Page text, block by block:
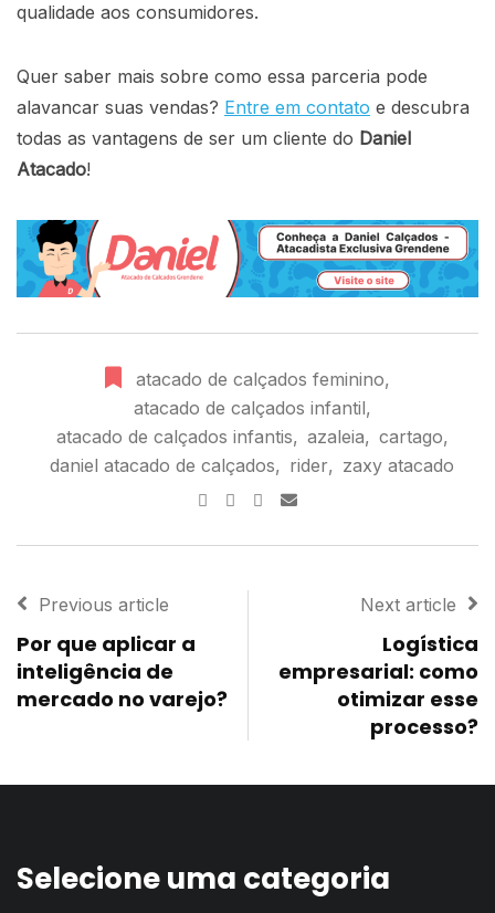
qualidade aos consumidores.
Quer saber mais sobre como essa parceria pode
alavancar suas vendas? Entre em contato e descubra
todas as vantagens de ser um cliente do Daniel
Atacado!
atacado de calçados feminino,
atacado de calçados infantil,
atacado de calçados infantis, azaleia, cartago,
daniel atacado de calçados, rider, zaxy atacado
Previous article
Por que aplicar a
inteligência de
mercado no varejo?
Next article
Logística
empresarial: como
otimizar esse
processo?
Selecione uma categoria